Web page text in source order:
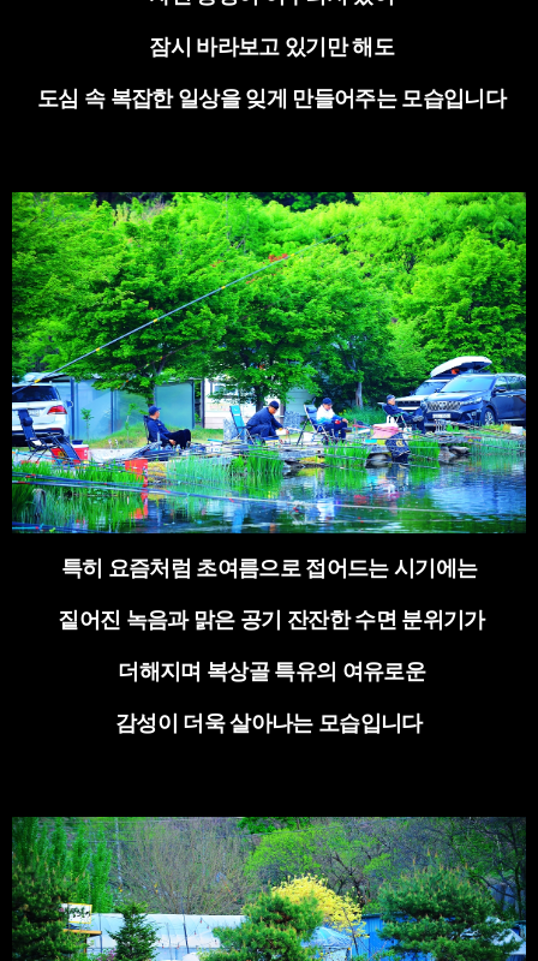
잠시 바라보고 있기만 해도
도심 속 복잡한 일상을 잊게 만들어주는 모습입니다
특히 요즘처럼 초여름으로 접어드는 시기에는
짙어진 녹음과 맑은 공기 잔잔한 수면 분위기가
더해지며 복상골 특유의 여유로운
감성이 더욱 살아나는 모습입니다